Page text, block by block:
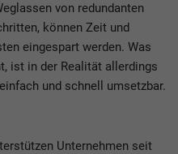
von redundanten
können Zeit und
eingespart werden. Was
ist in der Realität allerdings
und schnell umsetzbar.
Unternehmen seit